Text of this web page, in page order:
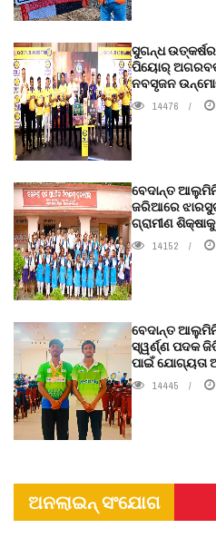
ସୁଗନ୍ଧ
ପିୟୋର୍‌
ନବସୃଜନ
14476
ବେଦାନ୍ତ
ଜରିଆରେ
ଗ୍ରାମୀଣ
14152
ବେଦାନ୍ତ
ସ୍ୱର୍ଣ୍ଣ ପଦକ
ପାଇଁ ଯୋଗ୍ୟତା
14445
ଅନଲାଇନ୍ ସଂଯୋଗ